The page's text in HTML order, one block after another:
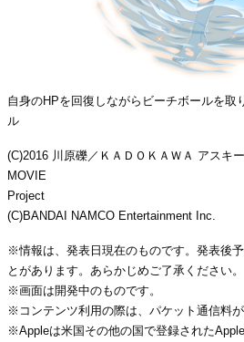
自身のHPを回復しながらビーチボールを取
ル
(C)2016 川原礫／ＫＡＤＯＫＡＷＡ アスキ
MOVIE
Project
(C)BANDAI NAMCO Entertainment Inc.
※情報は、発表日現在のものです。発表後
とがあります。あらかじめご了承ください。
※画面は開発中のものです。
※コンテンツ利用の際は、パケット通信料が
※Appleは米国その他の国で登録された